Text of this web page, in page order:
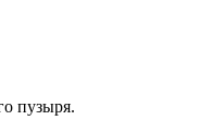
пузыря.